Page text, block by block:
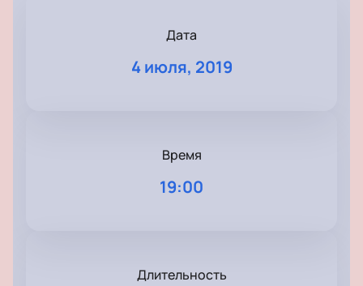
Дата
4 июля, 2019
Время
19:00
Длительность